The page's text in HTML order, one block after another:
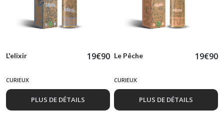
L'elixir 19€90
CURIEUX
PLUS DE DÉTAILS
Le Pêche 19€90
CURIEUX
PLUS DE DÉTAILS